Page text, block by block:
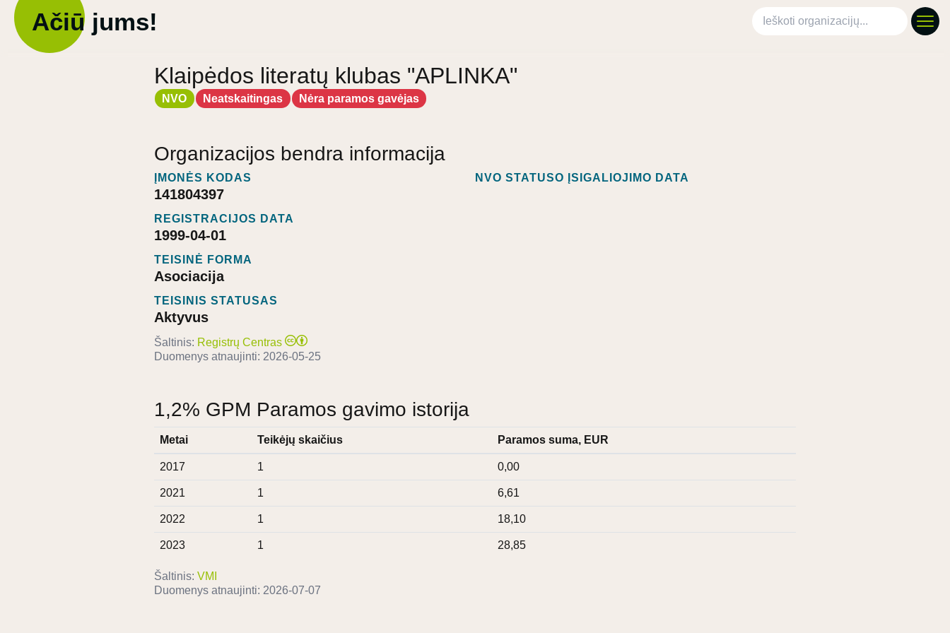
Ačiū jums! Ieškoti organizacijų
Klaipėdos literatų klubas "APLINKA"
NVO Neatskaitingas Nėra paramos gavėjas
Organizacijos bendra informacija
ĮMONĖS KODAS
141804397
REGISTRACIJOS DATA
1999-04-01
TEISINĖ FORMA
Asociacija
TEISINIS STATUSAS
Aktyvus
NVO STATUSO ĮSIGALIOJIMO DATA
Šaltinis: Registrų Centras
Duomenys atnaujinti: 2026-05-25
1,2% GPM Paramos gavimo istorija
Metai Teikėjų skaičius Paramos suma, EUR
2017 1 0,00
2021 1 6,61
2022 1 18,10
2023 1 28,85
Šaltinis: VMI
Duomenys atnaujinti: 2026-07-07